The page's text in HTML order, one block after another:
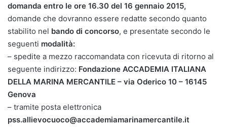
domanda entro le ore 16.30 del 16 gennaio 2015,
domande che dovranno essere redatte secondo quanto
stabilito nel bando di concorso, e presentate secondo le
seguenti modalità:
– spedite a mezzo raccomandata con ricevuta di ritorno al
seguente indirizzo: Fondazione ACCADEMIA ITALIANA
DELLA MARINA MERCANTILE – via Oderico 10 – 16145
Genova
– tramite posta elettronica
pss.allievocuoco@accademiamarinamercantile.it